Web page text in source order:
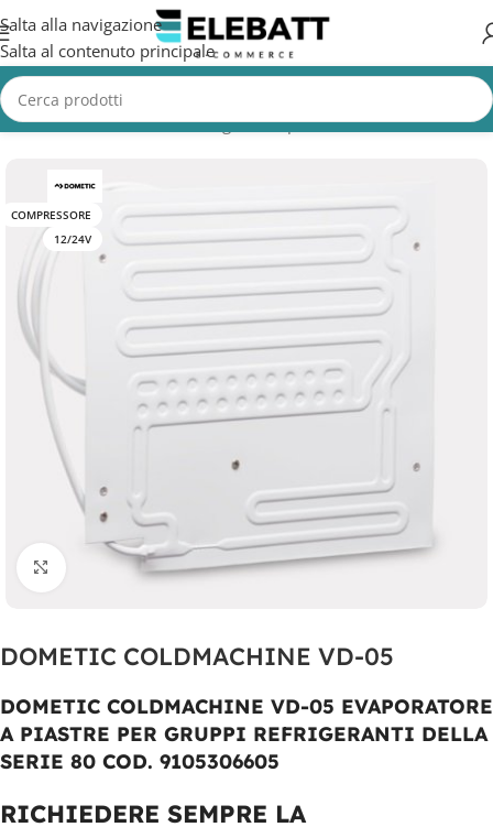
Salta alla navigazione
Salta al contenuto principale
Home/Accessori Nautica/Frigorifero per Barca
COMPRESSORE
12/24V
Clicca per ingrandire
DOMETIC COLDMACHINE VD-05
DOMETIC COLDMACHINE VD-05 EVAPORATORE
A PIASTRE PER GRUPPI REFRIGERANTI DELLA
SERIE 80 COD. 9105306605
RICHIEDERE SEMPRE LA